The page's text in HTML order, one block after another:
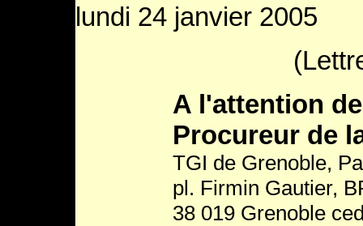
lundi 24 janvier 2005
A l'attention
Procureur de
TGI de Grenoble,
pl. Firmin Gautier,
38 019 Grenoble